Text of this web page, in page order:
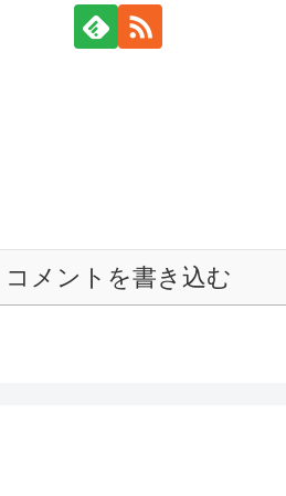
コメントを書き込む